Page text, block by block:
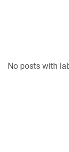
No posts with